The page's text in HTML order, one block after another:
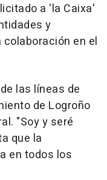
a 'la Caixa'
y
en el
las líneas de
de Logroño
"Soy y seré
que la
en todos los